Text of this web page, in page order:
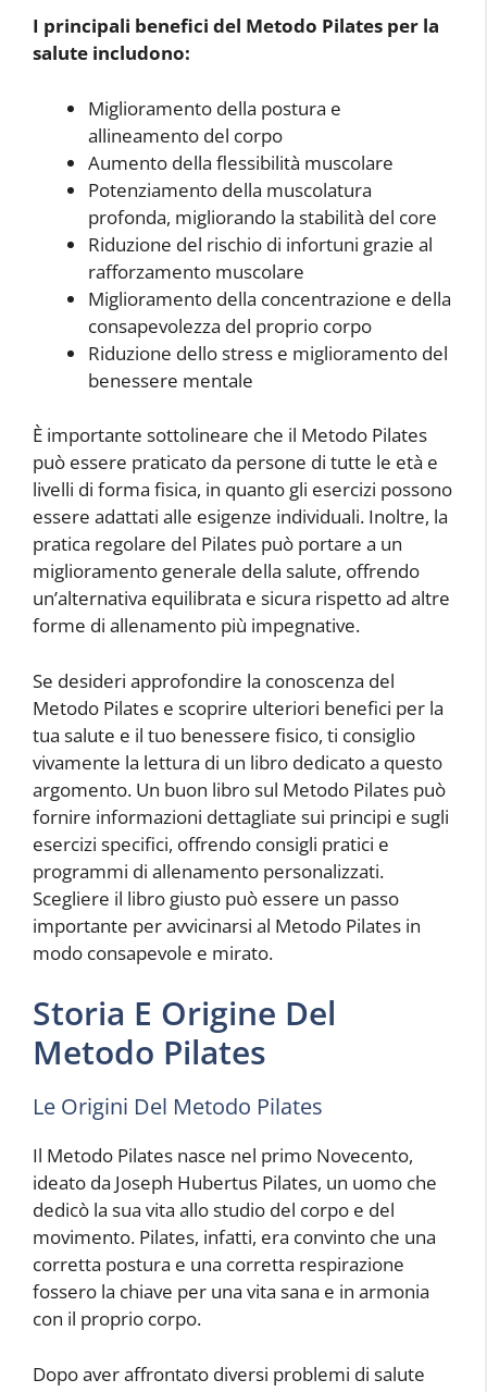
I principali benefici del Metodo Pilates per la
salute includono:
Miglioramento della postura e
allineamento del corpo
Aumento della flessibilità muscolare
Potenziamento della muscolatura
profonda, migliorando la stabilità del core
Riduzione del rischio di infortuni grazie al
rafforzamento muscolare
Miglioramento della concentrazione e della
consapevolezza del proprio corpo
Riduzione dello stress e miglioramento del
benessere mentale
È importante sottolineare che il Metodo Pilates
può essere praticato da persone di tutte le età e
livelli di forma fisica, in quanto gli esercizi possono
essere adattati alle esigenze individuali. Inoltre, la
pratica regolare del Pilates può portare a un
miglioramento generale della salute, offrendo
un’alternativa equilibrata e sicura rispetto ad altre
forme di allenamento più impegnative.
Se desideri approfondire la conoscenza del
Metodo Pilates e scoprire ulteriori benefici per la
tua salute e il tuo benessere fisico, ti consiglio
vivamente la lettura di un libro dedicato a questo
argomento. Un buon libro sul Metodo Pilates può
fornire informazioni dettagliate sui principi e sugli
esercizi specifici, offrendo consigli pratici e
programmi di allenamento personalizzati.
Scegliere il libro giusto può essere un passo
importante per avvicinarsi al Metodo Pilates in
modo consapevole e mirato.
Storia E Origine Del
Metodo Pilates
Le Origini Del Metodo Pilates
Il Metodo Pilates nasce nel primo Novecento,
ideato da Joseph Hubertus Pilates, un uomo che
dedicò la sua vita allo studio del corpo e del
movimento. Pilates, infatti, era convinto che una
corretta postura e una corretta respirazione
fossero la chiave per una vita sana e in armonia
con il proprio corpo.
Dopo aver affrontato diversi problemi di salute